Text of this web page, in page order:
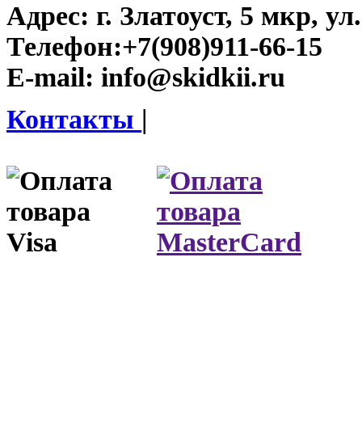
Адрес: г. Златоуст, 5 мкр,
Телефон:+7(908)911-66-15
E-mail: info@skidkii.ru
Контакты |